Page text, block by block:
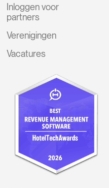
Inloggen voor
partners
Verenigingen
Vacatures